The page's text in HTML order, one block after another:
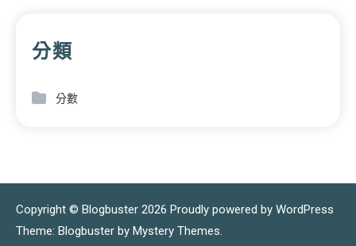
分類
分數
Copyright © Blogbuster 2026 Proudly powered by WordPress
Theme: Blogbuster by Mystery Themes